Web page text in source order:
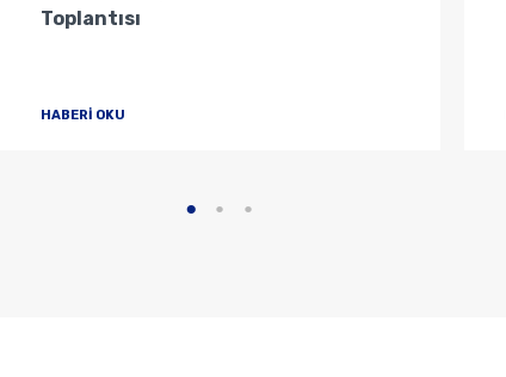
Toplantısı
HABERİ OKU